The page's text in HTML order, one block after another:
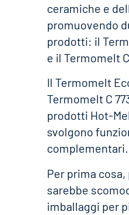
ceramiche e
promuovendo
prodotti: il
e il Termomelt
Il Termomelt
Termomelt C
prodotti Hot-
svolgono
complementari.
Per prima
sarebbe
imballaggi per